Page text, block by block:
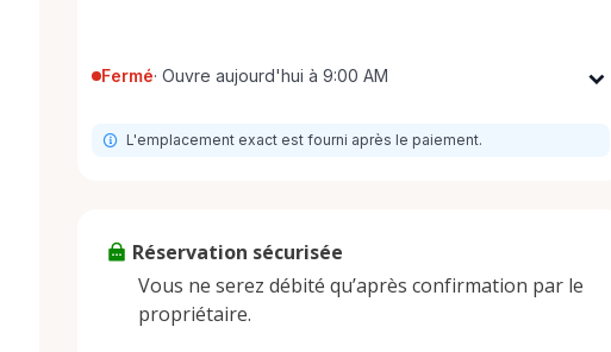
Fermé· Ouvre aujourd'hui à 9:00 AM
Mardi
Vendredi
Samedi
9:00 AM - 8:00 PM
Dimanche
L'emplacement exact est fourni après le paiement.
Réservation sécurisée
Vous ne serez débité qu’après confirmation par le
propriétaire.